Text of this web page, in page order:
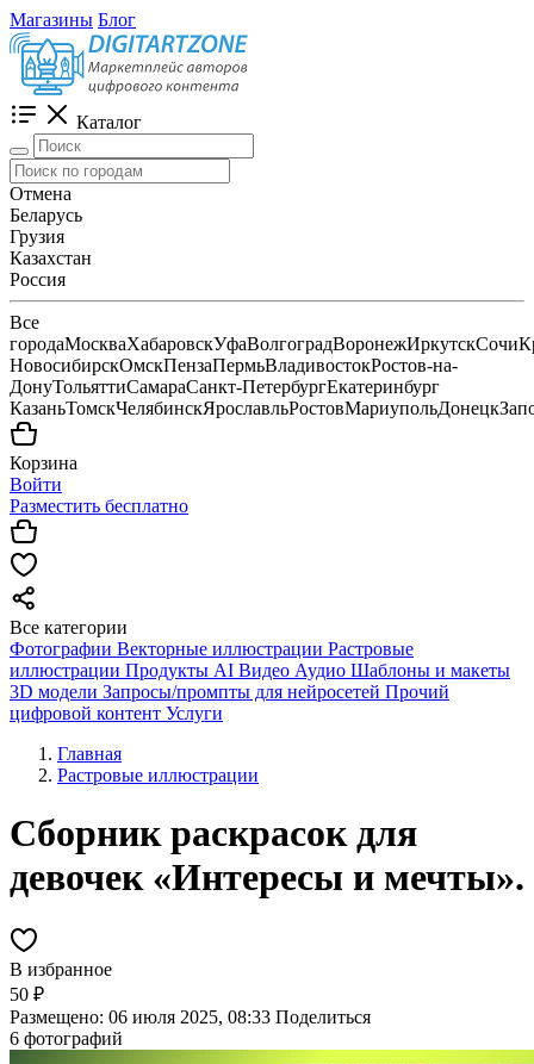
Магазины Блог
Каталог
Отмена
Беларусь
Грузия
Казахстан
Россия
Все
городаМоскваХабаровскУфаВолгоградВоронежИркутскСочи
НовосибирскОмскПензаПермьВладивостокРостов-на-
ДонуТольяттиСамараСанкт-ПетербургЕкатеринбург
КазаньТомскЧелябинскЯрославльРостовМариупольДонецк
Корзина
Войти
Разместить бесплатно
Все категории
Фотографии Векторные иллюстрации Растровые
иллюстрации Продукты AI Видео Аудио Шаблоны и макеты
3D модели Запросы/промпты для нейросетей Прочий
цифровой контент Услуги
Главная
Растровые иллюстрации
Сборник раскрасок для
девочек «Интересы и мечты».
В избранное
50 ₽
Размещено: 06 июля 2025, 08:33 Поделиться
6 фотографий